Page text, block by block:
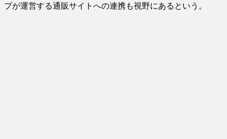
プが運営する通販サイトへの連携も視野にあるという。